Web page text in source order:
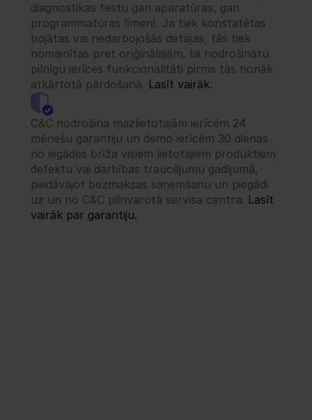
diagnostikas testu gan aparatūras, gan
programmatūras līmenī. Ja tiek konstatētas
bojātas vai nedarbojošās detaļas, tās tiek
nomainītas pret oriģinālajām, lai nodrošinātu
pilnīgu ierīces funkcionalitāti pirms tās nonāk
atkārtotā pārdošanā. Lasīt vairāk.
C&C nodrošina mazlietotajām ierīcēm 24
mēnešu garantiju un demo ierīcēm 30 dienas
no iegādes brīža visiem lietotajiem produktiem
defektu vai darbības traucējumu gadījumā,
piedāvājot bezmaksas saņemšanu un piegādi
uz un no C&C pilnvarotā servisa centra. Lasīt
vairāk par garantiju.